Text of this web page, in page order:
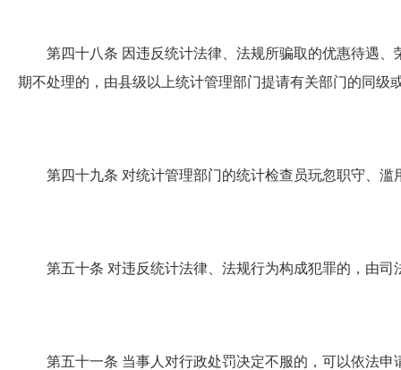
第四十八条 因违反统计法律、法规所骗取的优惠待遇
期不处理的，由县级以上统计管理部门提请有关部门的同级
第四十九条 对统计管理部门的统计检查员玩忽职守、
第五十条 对违反统计法律、法规行为构成犯罪的，由司
第五十一条 当事人对行政处罚决定不服的，可以依法